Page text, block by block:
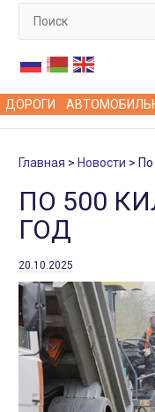
ДОРОГИ
Главная Новости
ПО 500
ГОД
20.10.2025